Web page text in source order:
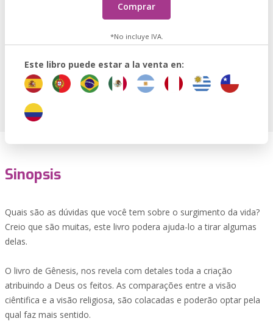
Comprar
*No incluye IVA.
Este libro puede estar a la venta en:
Sinopsis
Quais são as dúvidas que você tem sobre o surgimento da vida?
Creio que são muitas, este livro podera ajuda-lo a tirar algumas
delas.
O livro de Gênesis, nos revela com detales toda a criação
atribuindo a Deus os feitos. As comparações entre a visão
ciêntifica e a visão religiosa, são colacadas e poderão optar pela
qual faz mais sentido.